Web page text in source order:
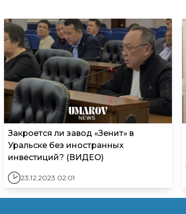
Закроется ли завод «Зенит» в
Уральске без иностранных
инвестиций? (ВИДЕО)
23.12.2023 02:01